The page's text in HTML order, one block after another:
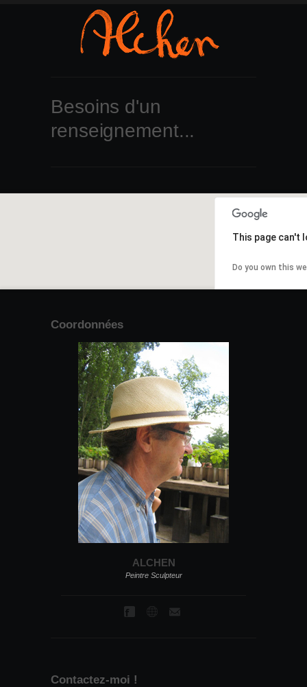
Besoins d'un
renseignement...
This page can't
Do you own this
Coordonnées
ALCHEN
Peintre Sculpteur
Contactez-moi !